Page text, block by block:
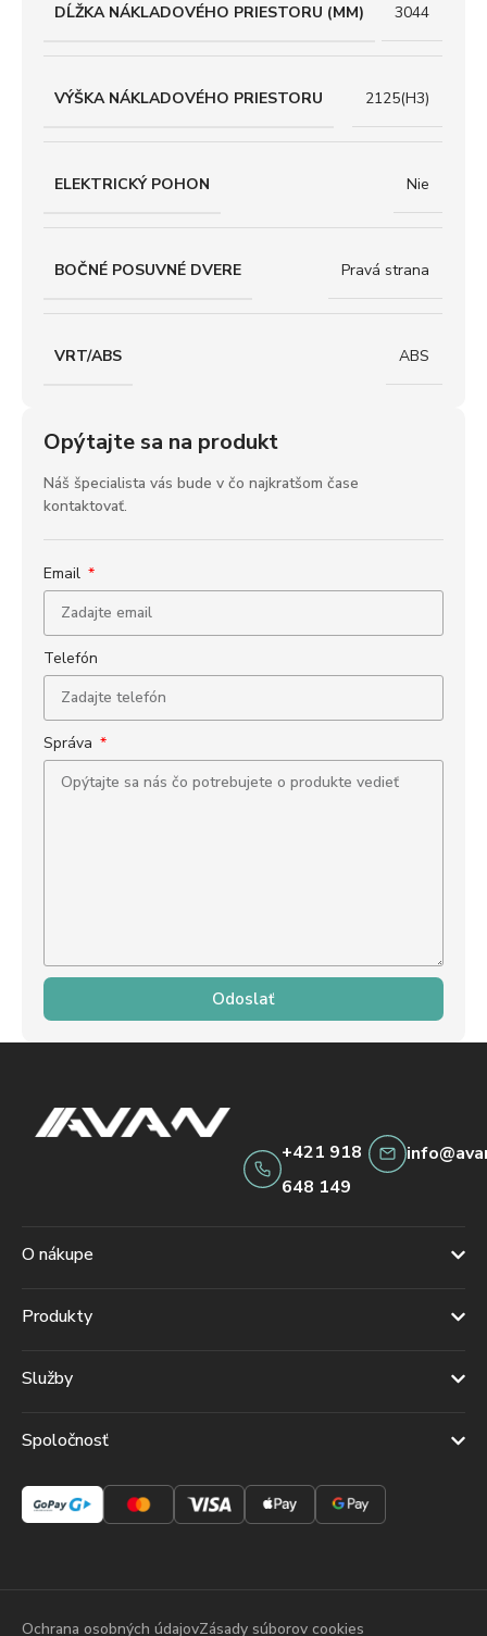
DĹŽKA NÁKLADOVÉHO PRIESTORU (MM) 3044
VÝŠKA NÁKLADOVÉHO PRIESTORU 2125(H3)
ELEKTRICKÝ POHON Nie
BOČNÉ POSUVNÉ DVERE Pravá strana
VRT/ABS ABS
Opýtajte sa na produkt
Náš špecialista vás bude v čo najkratšom čase
kontaktovať.
Email
Telefón
Správa
Odoslať
+421 918
648 149
O nákupe
Produkty
Služby
Spoločnosť
Ochrana osobných údajovZásady súborov cookies